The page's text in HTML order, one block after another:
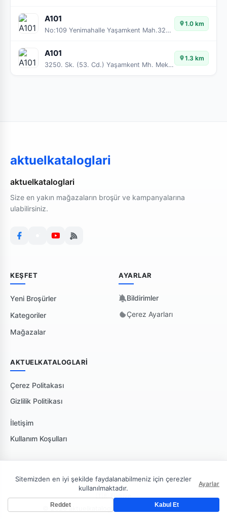
A101
No:109 Yenimahalle Yaşamkent Mah.3207 Cad. Çankaya Ankara
1.0 km
A101
3250. Sk. (53. Cd.) Yaşamkent Mh. Meka Çankaya Ankara
1.3 km
aktuelkataloglari
aktuelkataloglari
Size en yakın mağazaların broşür ve kampanyalarına
ulabilirsiniz.
KEŞFET
Yeni Broşürler
Kategoriler
Mağazalar
AYARLAR
Bildirimler
Çerez Ayarları
AKTUELKATALOGLARI
Çerez Politakası
Gizlilik Politikası
İletişim
Kullanım Koşulları
© 2026 aktuelkataloglari. Tüm hakları saklıdır.
Sitemizden en iyi şekilde faydalanabilmeniz için çerezler
kullanılmaktadır.
Ayarlar
Reddet Kabul Et